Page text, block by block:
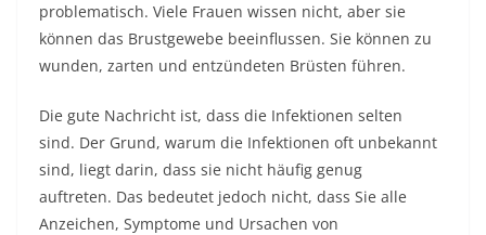
problematisch. Viele Frauen wissen nicht, aber sie
können das Brustgewebe beeinflussen. Sie können zu
wunden, zarten und entzündeten Brüsten führen.
Die gute Nachricht ist, dass die Infektionen selten
sind. Der Grund, warum die Infektionen oft unbekannt
sind, liegt darin, dass sie nicht häufig genug
auftreten. Das bedeutet jedoch nicht, dass Sie alle
Anzeichen, Symptome und Ursachen von